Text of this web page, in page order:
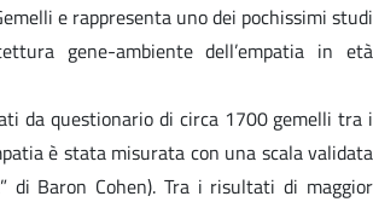
e rappresenta uno dei pochissimi studi
gene-ambiente dell’empatia in età
da questionario di circa 1700 gemelli tra i
è stata misurata con una scala validata
di Baron Cohen). Tra i risultati di maggior